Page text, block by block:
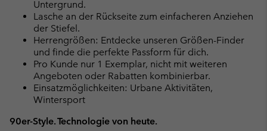
Untergrund.
Lasche an der Rückseite zum einfacheren Anziehen
der Stiefel.
Herrengrößen: Entdecke unseren Größen-Finder
und finde die perfekte Passform für dich.
Pro Kunde nur 1 Exemplar, nicht mit weiteren
Angeboten oder Rabatten kombinierbar.
Einsatzmöglichkeiten: Urbane Aktivitäten,
Wintersport
90er-Style. Technologie von heute.